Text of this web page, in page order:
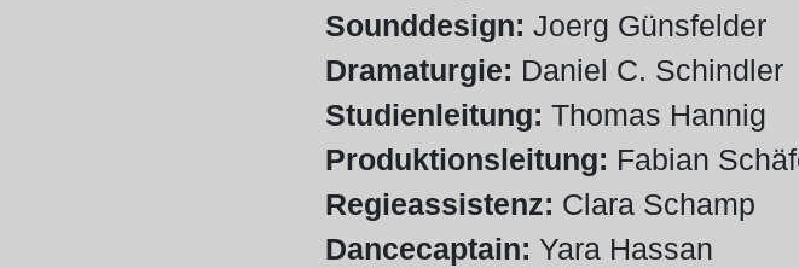
Sounddesign: Joerg Günsfelder
Dramaturgie: Daniel C. Schindler
Studienleitung: Thomas Hannig
Produktionsleitung: Fabian
Regieassistenz: Clara Schamp
Dancecaptain: Yara Hassan